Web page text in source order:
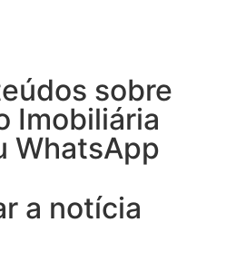
sobre
Imobiliária
WhatsApp
a notícia